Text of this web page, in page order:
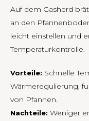
HUF
KRW
LVL
Auf dem Gasherd
an den
leicht einstellen und
Temperaturkontrolle.
Vorteile: Schnelle
Wärmeregulierung,
von Pfannen.
Nachteile: Weniger